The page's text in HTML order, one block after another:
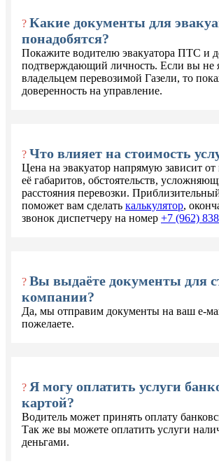
? Какие документы для
понадобятся?
Покажите водителю эвакуатора ПТС и
подтверждающий личность. Если вы не
владельцем перевозимой Газели, то
доверенность на управление.
? Что влияет на стоимость
Цена на эвакуатор напрямую зависит от
её габаритов, обстоятельств,
расстояния перевозки.
поможет вам сделать калькулятор,
звонок диспетчеру на номер +7 (962)
? Вы выдаёте документы для
компании?
Да, мы отправим документы на ваш е-
пожелаете.
? Я могу оплатить услуги
картой?
Водитель может принять оплату
Так же вы можете оплатить услуги
деньгами.